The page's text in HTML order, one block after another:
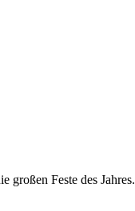
großen Feste des Jahres.